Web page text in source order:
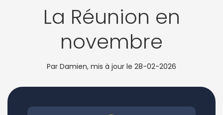
La Réunion en
novembre
Par Damien, mis à jour le 28-02-2026